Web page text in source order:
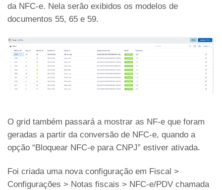
da NFC-e. Nela serão exibidos os modelos de
documentos 55, 65 e 59.
O grid também passará a mostrar as NF-e que foram
geradas a partir da conversão de NFC-e, quando a
opção “Bloquear NFC-e para CNPJ” estiver ativada.
Foi criada uma nova configuração em Fiscal >
Configurações > Notas fiscais > NFC-e/PDV chamada